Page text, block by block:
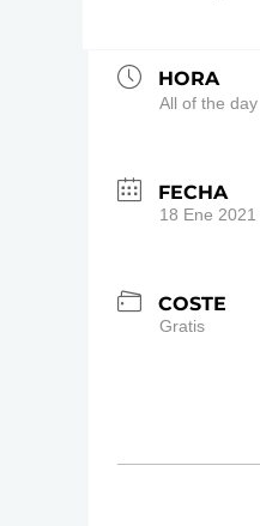
HORA
All of the day
FECHA
18 Ene 2021
COSTE
Gratis